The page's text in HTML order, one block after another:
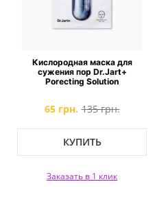
Кислородная маска для
сужения пор Dr.Jart+
Porecting Solution
65 грн. 135 грн.
КУПИТЬ
Заказать в 1 клик